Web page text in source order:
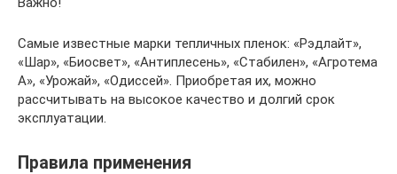
Самые известные марки тепличных пленок: «Рэдлайт»,
«Шар», «Биосвет», «Антиплесень», «Стабилен», «Агротема
А», «Урожай», «Одиссей». Приобретая их, можно
рассчитывать на высокое качество и долгий срок
эксплуатации.
Правила применения